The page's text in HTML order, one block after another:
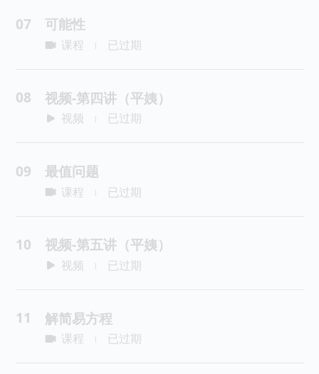
07 可能性
课程 已过期
08 视频-第四讲（平姨）
视频 已过期
09 最值问题
课程 已过期
10 视频-第五讲（平姨）
视频 已过期
11 解简易方程
课程 已过期